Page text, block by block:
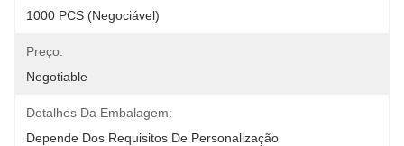
1000 PCS (negociável)
Preço:
Negotiable
Detalhes Da Embalagem:
Depende Dos Requisitos De Personalização